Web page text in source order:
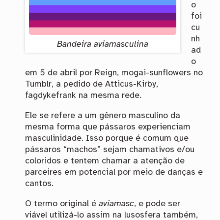
Bandeira aviamasculina
o
foi
cu
nh
ad
o
em 5 de abril por Reign, mogai-sunflowers no
Tumblr, a pedido de Atticus-Kirby,
fagdykefrank na mesma rede.
Ele se refere a um gênero masculino da
mesma forma que pássaros experienciam
masculinidade. Isso porque é comum que
pássaros “machos” sejam chamativos e/ou
coloridos e tentem chamar a atenção de
parceires em potencial por meio de danças e
cantos.
O termo original é aviamasc, e pode ser
viável utilizá-lo assim na lusosfera também,